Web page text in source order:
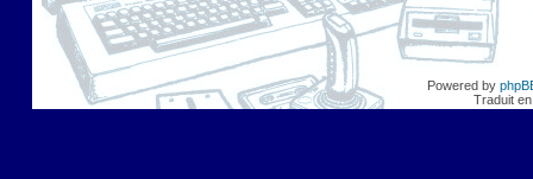
Powered by
Traduit